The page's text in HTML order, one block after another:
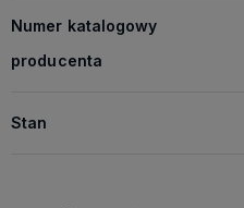
Numer katalogowy
producenta
Stan